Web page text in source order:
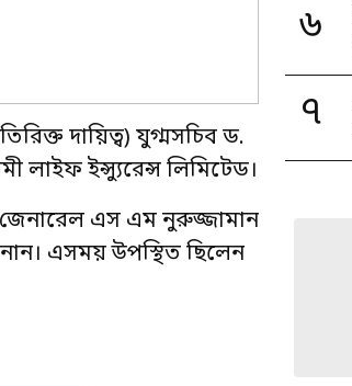
দায়িত্ব) যুগ্মসচিব ড.
লাইফ ইন্স্যুরেন্স লিমিটেড।
জেনারেল এস এম নুরুজ্জামান
এসময় উপস্থিত ছিলেন
৬
৭